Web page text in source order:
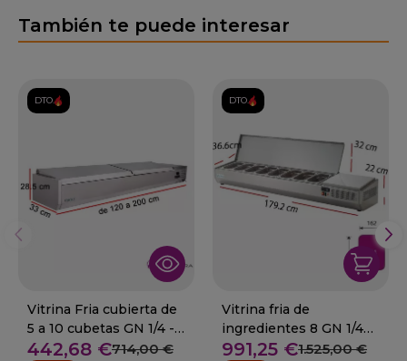
También te puede interesar
DTO.
Vitrina Fria cubierta de
5 a 10 cubetas GN 1/4 -
VRX1200-330SS
442,68 €714,00 €
DTO.
Vitrina fria de
ingredientes 8 GN 1/4
50-EIT-180
991,25 €1.525,00 €